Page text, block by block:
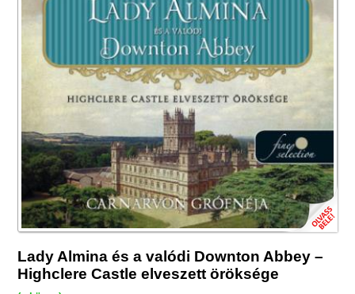
Lady Almina és a valódi Downton Abbey –
Highclere Castle elveszett öröksége